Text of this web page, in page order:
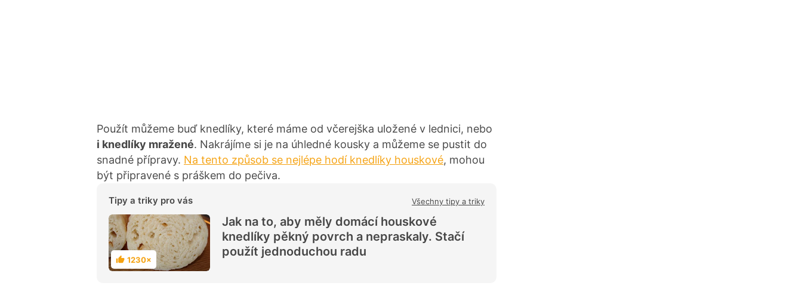
Použít můžeme buď knedlíky, které máme od včerejška uložené v lednici, nebo
i knedlíky mražené. Nakrájíme si je na úhledné kousky a můžeme se pustit do
snadné přípravy. Na tento způsob se nejlépe hodí knedlíky houskové, mohou
být připravené s práškem do pečiva.
Tipy a triky pro vás Všechny tipy a triky
H
o
1230×
Jak na to, aby měly domácí houskové
knedlíky pěkný povrch a nepraskaly. Stačí
použít jednoduchou radu